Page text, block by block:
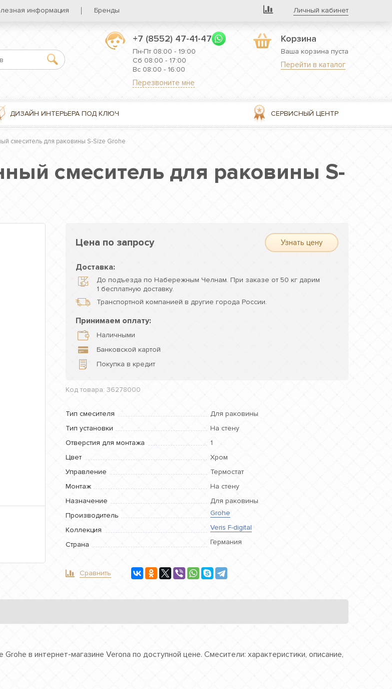
информация Бренды Личный кабинет
Корзина
Ваша корзина пуста
Перейти в каталог
+7 (8552) 47-41-47
Пн-Пт 08:00 - 19:00
Сб 08:00 - 17:00
Вс 08:00 - 16:00
Перезвоните мне
ДИЗАЙН ИНТЕРЬЕРА ПОД КЛЮЧ СЕРВИСНЫЙ ЦЕНТР
смеситель для раковины S-Size Grohe
смеситель для раковины S-
Цена по запросу Узнать цену
Доставка:
До подъезда по Набережным Челнам. При заказе от 50 кг дарим
1 бесплатную доставку.
Транспортной компанией в другие города России.
Принимаем оплату:
Наличными
Банковской картой
Покупка в кредит
Код товара: 36278000
Тип смесителя
Для раковины
Тип установки
На стену
Отверстия для монтажа
1
Цвет
Хром
Управление
Термостат
Монтаж
На стену
Назначение
Для раковины
Производитель
Grohe
Коллекция
Veris F-digital
Страна
Германия
Сравнить
в интернет-магазине Verona по доступной цене. Смесители: характеристики, описание,